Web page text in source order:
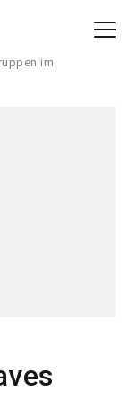
im